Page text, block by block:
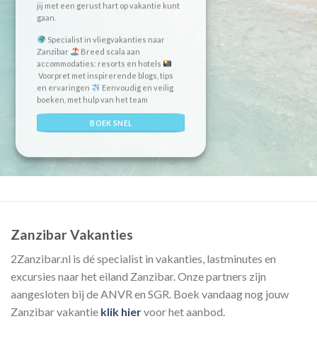
jij met een gerust hart op vakantie kunt
gaan.
Specialist in vliegvakanties naar
Zanzibar
Breed scala aan
accommodaties: resorts en hotels
Voorpret met inspirerende blogs, tips
en ervaringen
Eenvoudig en veilig
boeken, met hulp van het team
BOEK SNEL
Zanzibar Vakanties
2Zanzibar.nl is dé specialist in vakanties, lastminutes en
excursies naar het eiland Zanzibar. Onze partners zijn
aangesloten bij de ANVR en SGR. Boek vandaag nog jouw
Zanzibar vakantie klik hiervoor het aanbod.